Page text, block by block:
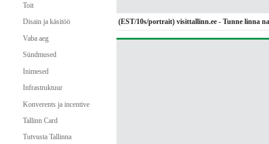
Toit
Disain ja käsitöö
Vaba aeg
Sündmused
Inimesed
Infrastruktuur
Konverents ja incentive
Tallinn Card
Tutvusta Tallinna
(EST/10s/portrait) visittallinn.ee - Tunne linna